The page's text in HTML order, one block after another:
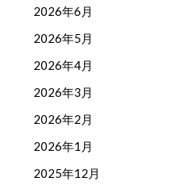
2026年6月
2026年5月
2026年4月
2026年3月
2026年2月
2026年1月
2025年12月